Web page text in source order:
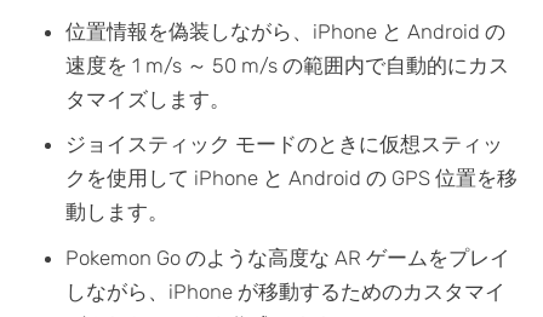
位置情報を偽装しながら、iPhone と Android の
速度を 1 m/s ～ 50 m/s の範囲内で自動的にカス
タマイズします。
ジョイスティック モードのときに仮想スティッ
クを使用して iPhone と Android の GPS 位置を移
動します。
Pokemon Go のような高度な AR ゲームをプレイ
しながら、iPhone が移動するためのカスタマイ